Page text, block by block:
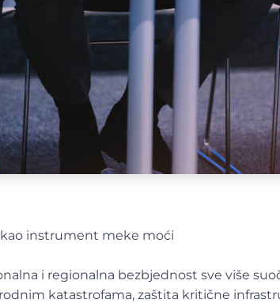
instrument meke moći
i regionalna bezbjednost sve više
katastrofama, zaštita kritične